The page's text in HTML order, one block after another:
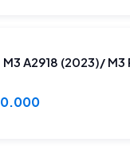
M3 A2918 (2023)/ M3